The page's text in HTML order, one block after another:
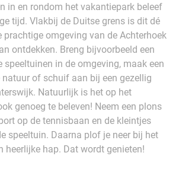
in en rondom het vakantiepark beleef
tijd. Vlakbij de Duitse grens is dit dé
omgeving van de Achterhoek
ontdekken. Breng bijvoorbeeld een
speeltuinen in de omgeving, maak een
of schuif aan bij een gezellig
Natuurlijk is het op het
genoeg te beleven! Neem een plons
op de tennisbaan en de kleintjes
speeltuin. Daarna plof je neer bij het
heerlijke hap. Dat wordt genieten!